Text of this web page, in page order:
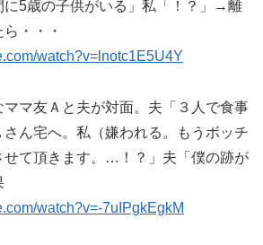
に5歳の子供がいる」私「！？」→離
・・・
watch?v=lnotc1E5U4Y
ママ友Ａと夫が対面。夫「３人で食事
ん宅へ。私（嫌われる。もうボッチ
せて頂きます。…！？」夫「僕の跡が
watch?v=-7uIPgkEgkM